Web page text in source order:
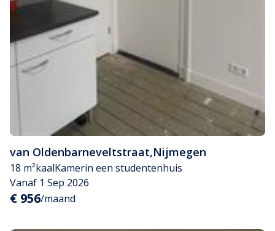
van Oldenbarneveltstraat,Nijmegen
18 m²kaalKamerin een studentenhuis
Vanaf 1 Sep 2026
€ 956/maand